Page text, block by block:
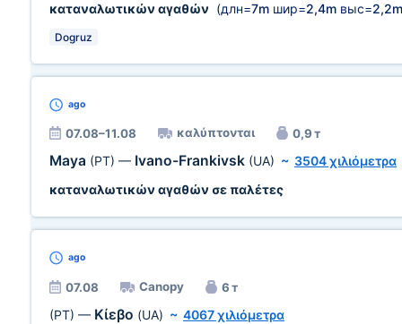
καταναλωτικών αγαθών (длн=7m шир=2,4m выс=2,2m
Dogruz
ago
07.08–11.08 καλύπτονται 0,9 т
Maya (PT) — Ivano-Frankivsk (UA) ~ 3504 χιλιόμετρα
καταναλωτικών αγαθών σε παλέτες
ago
07.08 Canopy 6 т
(PT) — Κίεβο (UA) ~ 4067 χιλιόμετρα